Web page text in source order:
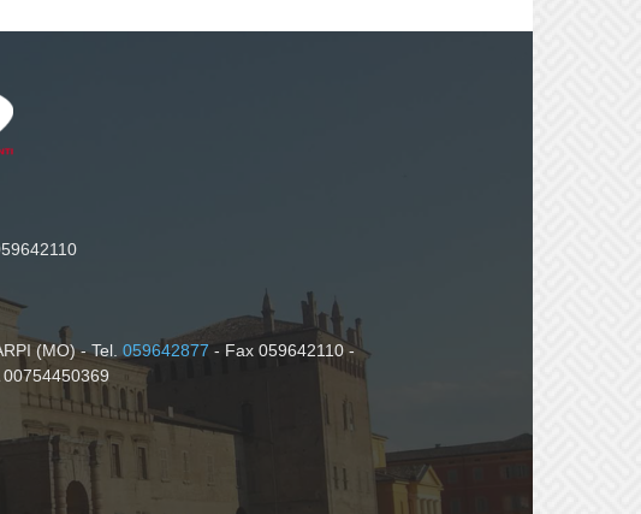
(MO) - Tel.059642877 - Fax 059642110 -
00754450369